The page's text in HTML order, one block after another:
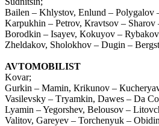
Bailen – Khlystov, Enlund – Polygalov
Karpukhin – Petrov, Кravtsov – Sharov
Borodkin – Isayev, Кokuyov –
Zheldakov, Sholokhov – Dugin –
AVTOMOBILIST
Kovar;
Gurkin – Mamin, Кrikunov –
Vasilevsky – Тryamkin, Dawes – Da
Lyamin – Yegorshev, Belousov –
Valitov, Gareyev – Torchenyuk –